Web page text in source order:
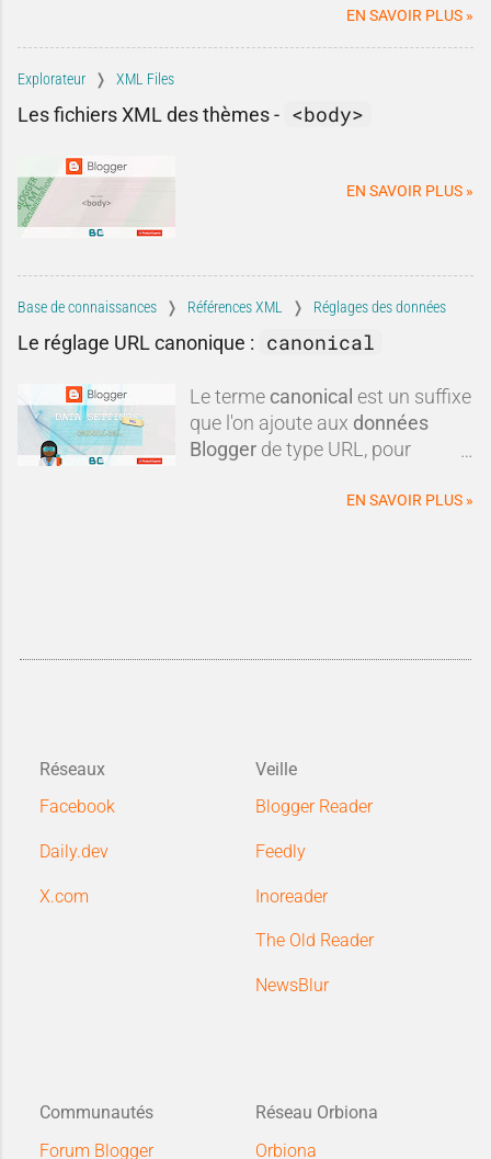
effectuez une quelconque action
qui requiert un enregistrement, le
généralement composé d'
Vous êtes bien un
inhumain lorsque l'on fait du
social, mais d'un point de vue
technique, il s'avère être
indispensables.Quels sont les
identifiants Blogger ? A quoi
correspondent-ils ? Où les
trouver ? Vous l'avez
probablement compris, on ne
vous parle pas de vos
EN SAVOIR PLUS »
Explorateur XML Files
Les fichiers XML des thèmes - <body>
EN SAVOIR PLUS »
Base de connaissances Références XML Réglages des données
Le réglage URL canonique : canonical
Le terme canonical est un suffixe
que l'on ajoute aux données
Blogger de type URL, pour
EN SAVOIR PLUS »
Réseaux
Facebook
Daily.dev
X.com
Veille
Blogger Reader
Feedly
Inoreader
The Old Reader
NewsBlur
Communautés
Forum Blogger
Réseau Orbiona
Orbiona